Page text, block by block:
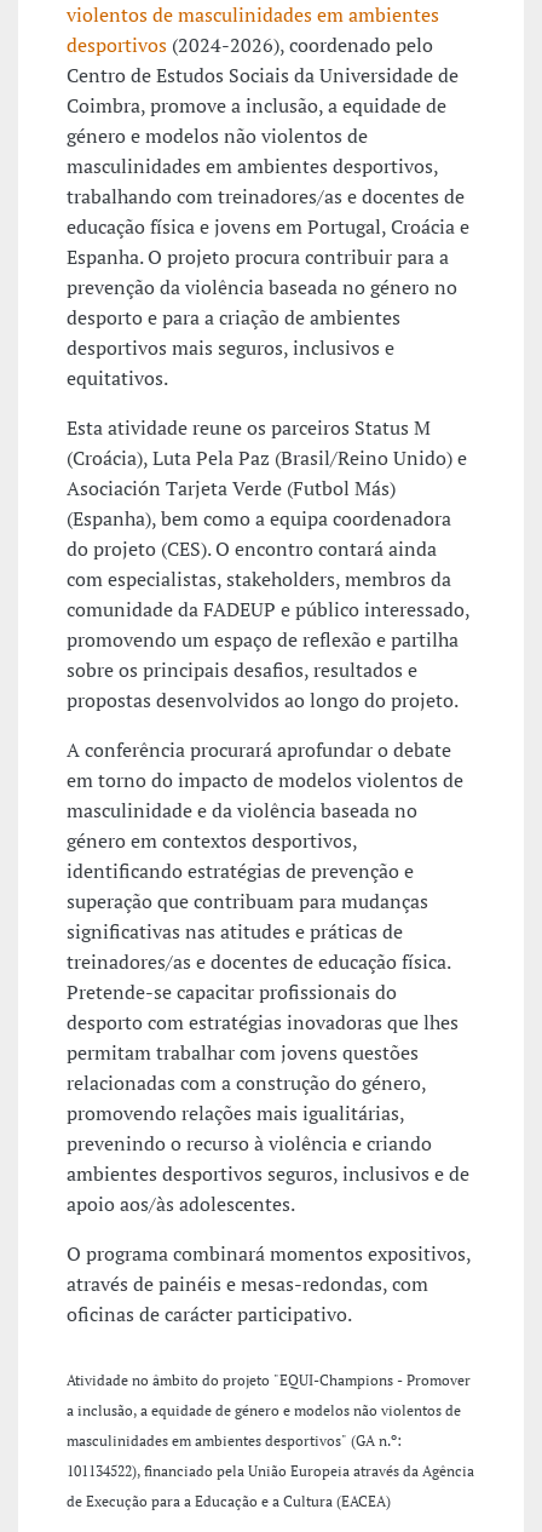
violentos de masculinidades em ambientes
desportivos (2024-2026), coordenado pelo
Centro de Estudos Sociais da Universidade de
Coimbra, promove a inclusão, a equidade de
género e modelos não violentos de
masculinidades em ambientes desportivos,
trabalhando com treinadores/as e docentes de
educação física e jovens em Portugal, Croácia e
Espanha. O projeto procura contribuir para a
prevenção da violência baseada no género no
desporto e para a criação de ambientes
desportivos mais seguros, inclusivos e
equitativos.
Esta atividade reune os parceiros Status M
(Croácia), Luta Pela Paz (Brasil/Reino Unido) e
Asociación Tarjeta Verde (Futbol Más)
(Espanha), bem como a equipa coordenadora
do projeto (CES). O encontro contará ainda
com especialistas, stakeholders, membros da
comunidade da FADEUP e público interessado,
promovendo um espaço de reflexão e partilha
sobre os principais desafios, resultados e
propostas desenvolvidos ao longo do projeto.
A conferência procurará aprofundar o debate
em torno do impacto de modelos violentos de
masculinidade e da violência baseada no
género em contextos desportivos,
identificando estratégias de prevenção e
superação que contribuam para mudanças
significativas nas atitudes e práticas de
treinadores/as e docentes de educação física.
Pretende-se capacitar profissionais do
desporto com estratégias inovadoras que lhes
permitam trabalhar com jovens questões
relacionadas com a construção do género,
promovendo relações mais igualitárias,
prevenindo o recurso à violência e criando
ambientes desportivos seguros, inclusivos e de
apoio aos/às adolescentes.
O programa combinará momentos expositivos,
através de painéis e mesas-redondas, com
oficinas de carácter participativo.
Atividade no âmbito do projeto "EQUI-Champions - Promover
a inclusão, a equidade de género e modelos não violentos de
masculinidades em ambientes desportivos" (GA n.º:
101134522), financiado pela União Europeia através da Agência
de Execução para a Educação e a Cultura (EACEA)